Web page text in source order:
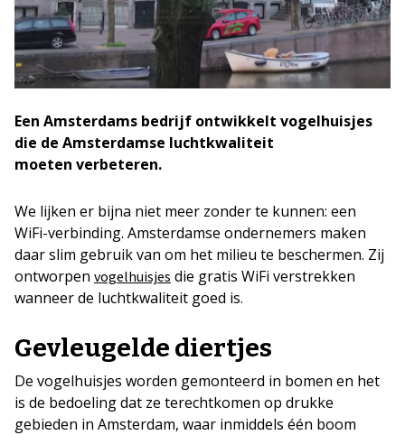
Een Amsterdams bedrijf ontwikkelt vogelhuisjes
die de Amsterdamse luchtkwaliteit
moeten verbeteren.
We lijken er bijna niet meer zonder te kunnen: een
WiFi-verbinding. Amsterdamse ondernemers maken
daar slim gebruik van om het milieu te beschermen. Zij
ontworpen vogelhuisjes die gratis WiFi verstrekken
wanneer de luchtkwaliteit goed is.
Gevleugelde diertjes
De vogelhuisjes worden gemonteerd in bomen en het
is de bedoeling dat ze terechtkomen op drukke
gebieden in Amsterdam, waar inmiddels één boom